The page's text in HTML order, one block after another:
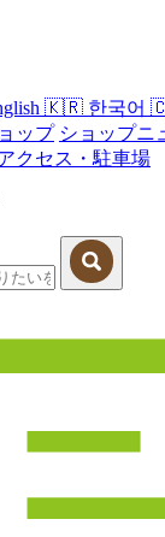
🇰🇷 한국어
ップ ショップニ
クセス・駐車場